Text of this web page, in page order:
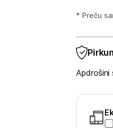
Skaistumkopšana
* Preču
Apdrošini